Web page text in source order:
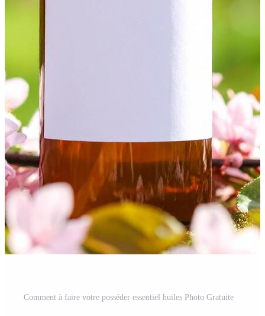
Comment à faire votre posséder essentiel huiles Photo Gratuite